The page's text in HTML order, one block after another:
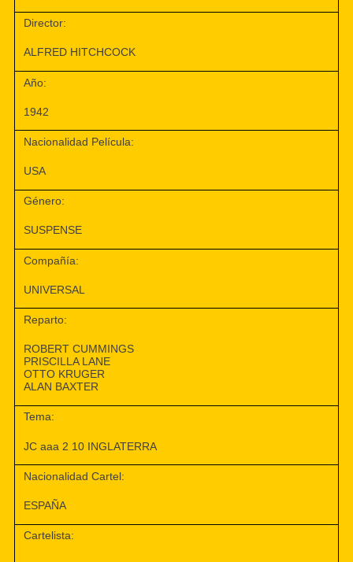
Director:
ALFRED HITCHCOCK
Año:
1942
Nacionalidad Película:
USA
Género:
SUSPENSE
Compañía:
UNIVERSAL
Reparto:
ROBERT CUMMINGS
PRISCILLA LANE
OTTO KRUGER
ALAN BAXTER
Tema:
JC aaa 2 10 INGLATERRA
Nacionalidad Cartel:
ESPAÑA
Cartelista: